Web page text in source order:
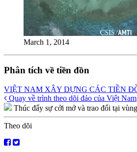
March 1, 2014
Phân tích về tiền đồn
VIỆT NAM XÂY DỰNG CÁC TIỀN
Posts
navigation
Quay về trình theo dõi đảo của Việt Nam
Thúc đẩy sự cởi mở và trao đổi tại
Theo dõi